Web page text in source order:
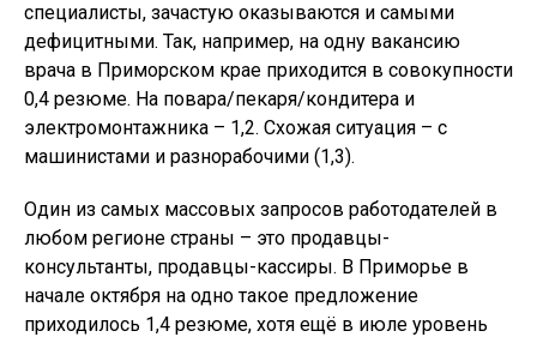
специалисты, зачастую оказываются и самыми
дефицитными. Так, например, на одну вакансию
врача в Приморском крае приходится в совокупности
0,4 резюме. На повара/пекаря/кондитера и
электромонтажника – 1,2. Схожая ситуация – с
машинистами и разнорабочими (1,3).
Один из самых массовых запросов работодателей в
любом регионе страны – это продавцы-
консультанты, продавцы-кассиры. В Приморье в
начале октября на одно такое предложение
приходилось 1,4 резюме, хотя ещё в июле уровень